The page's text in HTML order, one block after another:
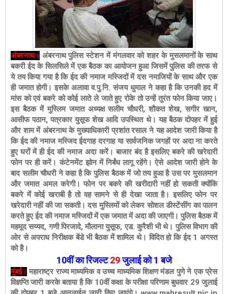
अंबरनाथ। अंबरनाथ पुलिस स्टेशन में मंगलवार को शहर के मुसलमानों के साथ
बकरी ईद के सिलसिले में एक बैठक का आयोजन हुआ जिसमें पुलिस की तरफ से
ये तय किया गया है कि ईद की नमाज मस्जिदों में दस नमाजियों के साथ और एक
ही जमात होगी। इसके अलावा व.पु.नि. संजय धुमाल ने कहा है कि उनकी हद में
मांस को एवं बकरे को कोई लाते ले जाते हुए रोके तो उन्हें तुरंत फोन किया जाए।
इस बैठक में मुस्लिम जमात अध्यक्ष सलीम चौधरी, शौकत शेख, सगीर खान,
आसीफ पठान, पत्रकार युसूफ शेख आदि उपस्थित थे। यह बैठक दोपहर में हुई
और शाम में अंबरनाथ के मुख्याधिकारी प्रशांत रसाल ने यह आदेश जारी किया है
कि ईद की नमाज मस्जिद ईदगाह दरगाह या सार्वजनिक जगहों पर अदा ना करते
हुए घरों में ही ईद की नमाज अदा करें। बाजार बंद है इसलिए बकरे की खरेदारी
फोन पर ही करें। कंटेनमेंट झोन में निर्बंध लागू रहेंगे। ऐसे आदेश जारी होने के
बाद सलीम चौधरी ने कहा है कि पुलिस बैठक में जो तय हुआ है उस पर मुसलमान
और जमात अमल करेगी। फोन पर बकरे की खरीदारी नहीं हो सकती क्योंकि
बकरे में कोई खराबी है तो वह सामने से ही देखा जाता है। इसलिए फोन पर
खरेदारी नहीं की जा सकती। दस मुस्लिमों को लेकर सोशल डीस्टेंसींग का पालन
करते हुए ईद की नमाज मस्जिदों में एक जमात में अदा की जाएगी। पुलिस बैठक में
महमूद सय्यद, गणी पिरजादे, मौलाना युसूफ, एड. कुरैशी भी थे। पुलिस विभाग की
ओर से अपराध निरीक्षक बेंडे भी बैठक में शामिल थे। विदित हो कि ईद 1 अगस्त
को है।
10वीं का रिजल्ट29जुलाई को 1 बजे
मुंबई। महाराष्ट्र राज्य माध्यमिक व उच्च माध्यमिक शिक्षण मंडल पुणे ने एक प्रेस
विज्ञप्ति जारी करके बताया है कि 10वीं कक्षा के परीक्षा परिणाम बुधवार 29 जुलाई